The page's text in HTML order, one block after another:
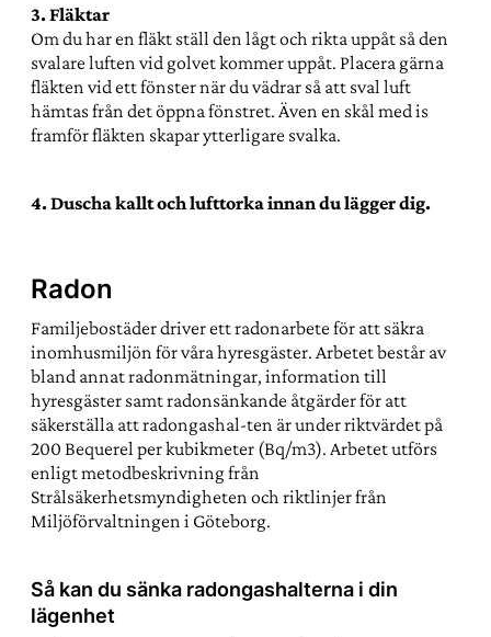
3. Fläktar
Om du har en fläkt ställ den lågt och rikta uppåt så den
svalare luften vid golvet kommer uppåt. Placera gärna
fläkten vid ett fönster när du vädrar så att sval luft
hämtas från det öppna fönstret. Även en skål med is
framför fläkten skapar ytterligare svalka.
4. Duscha kallt och lufttorka innan du lägger dig.
Radon
Familjebostäder driver ett radonarbete för att säkra
inomhusmiljön för våra hyresgäster. Arbetet består av
bland annat radonmätningar, information till
hyresgäster samt radonsänkande åtgärder för att
säkerställa att radongashal-ten är under riktvärdet på
200 Bequerel per kubikmeter (Bq/m3). Arbetet utförs
enligt metodbeskrivning från
Strålsäkerhetsmyndigheten och riktlinjer från
Miljöförvaltningen i Göteborg.
Så kan du sänka radongashalterna i din
lägenhet